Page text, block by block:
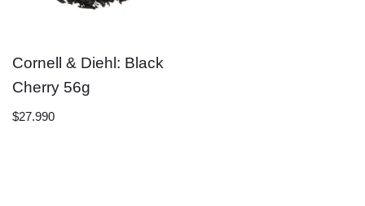
Cornell & Diehl: Black
Cherry 56g
$27.990